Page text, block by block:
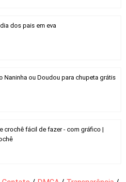
dos pais em eva
Naninha ou Doudou para chupeta grátis
crochê fácil de fazer - com gráfico |